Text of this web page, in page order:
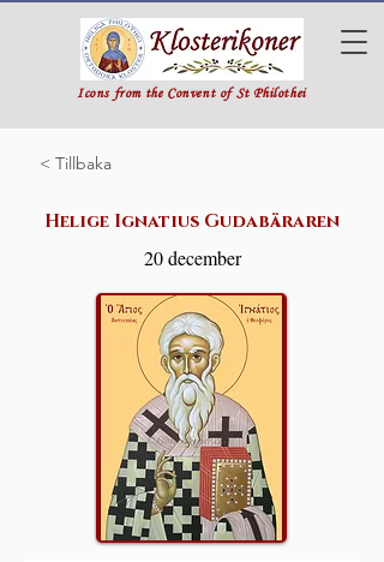
Icons from the Convent of St Philothei
< Tillbaka
Helige Ignatius Gudabäraren
20 december